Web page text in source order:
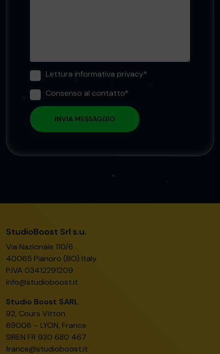
Lettura informativa privacy*
Consenso al contatto*
StudioBoost Srl s.u.
Via Nazionale 110/6
40065 Pianoro (BO) Italy
P.IVA 03412291209
info@studioboost.it
Studio Boost SARL
92, Cours Vitton
69006 – LYON, France
SIREN FR 930 680 467
france@studioboost.it